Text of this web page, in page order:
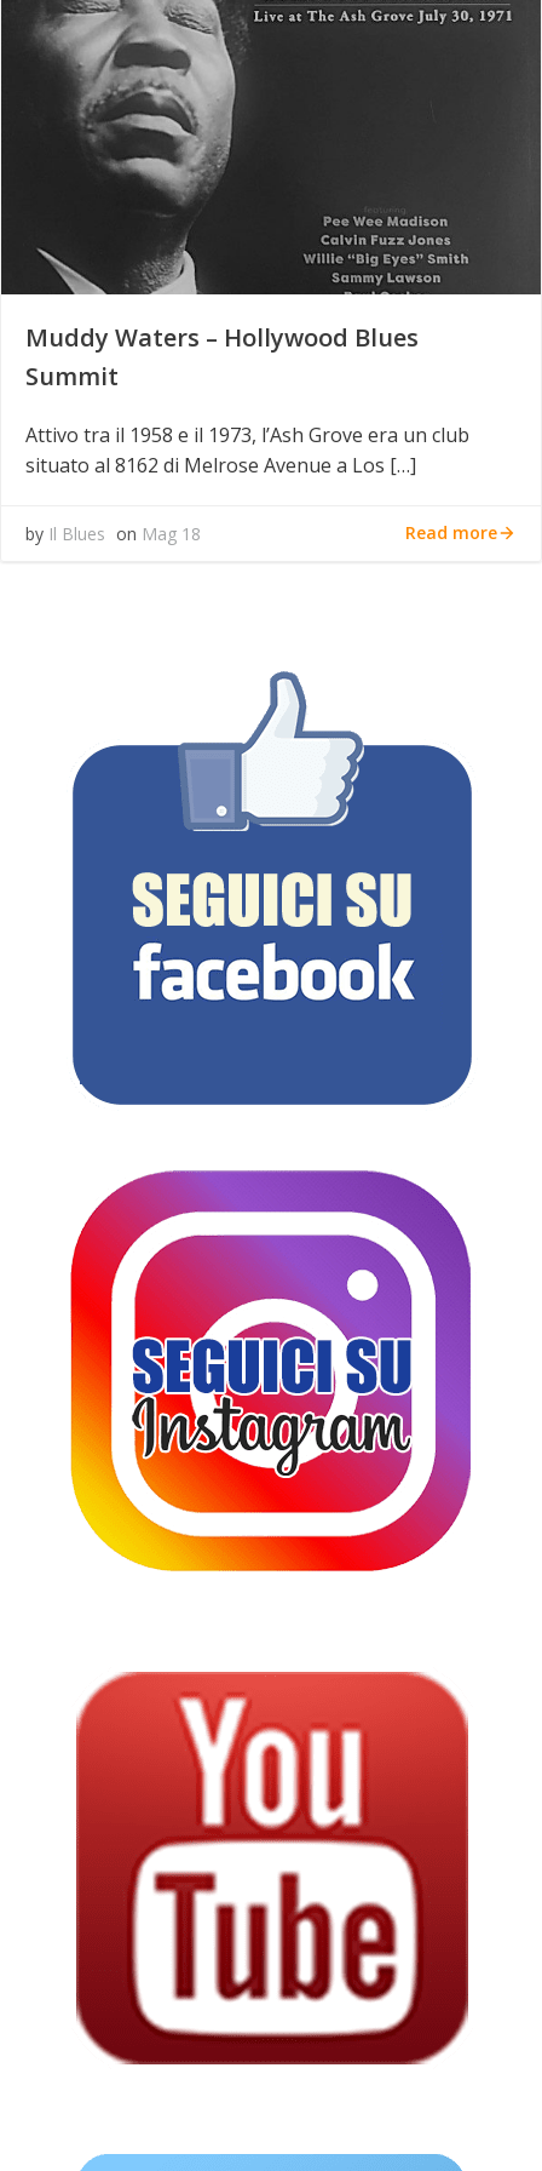
Muddy Waters – Hollywood Blues
Summit
Attivo tra il 1958 e il 1973, l’Ash Grove era un club
situato al 8162 di Melrose Avenue a Los […]
by Il Blues on Mag 18 Read more